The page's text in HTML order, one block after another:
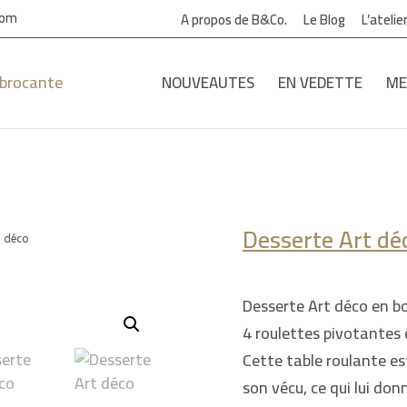
A propos de B&Co. Le Blog
NOUVEAUTES EN VEDETTE
Desserte Art
Desserte Art déco en
4 roulettes pivotantes
Cette table roulante
son vécu, ce qui lui